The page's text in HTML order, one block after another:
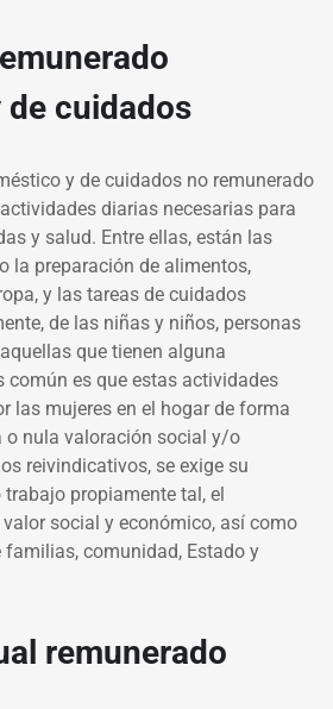
cuidados
y de cuidados no remunerado
diarias necesarias para
y salud. Entre ellas, están las
la preparación de alimentos,
y las tareas de cuidados
de las niñas y niños, personas
que tienen alguna
común es que estas actividades
las mujeres en el hogar de forma
o nula valoración social y/o
reivindicativos, se exige su
propiamente tal, el
social y económico, así como
comunidad, Estado y
remunerado